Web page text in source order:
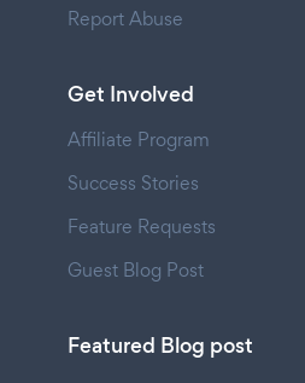
Report Abuse
Get Involved
Affiliate Program
Success Stories
Feature Requests
Guest Blog Post
Featured Blog post